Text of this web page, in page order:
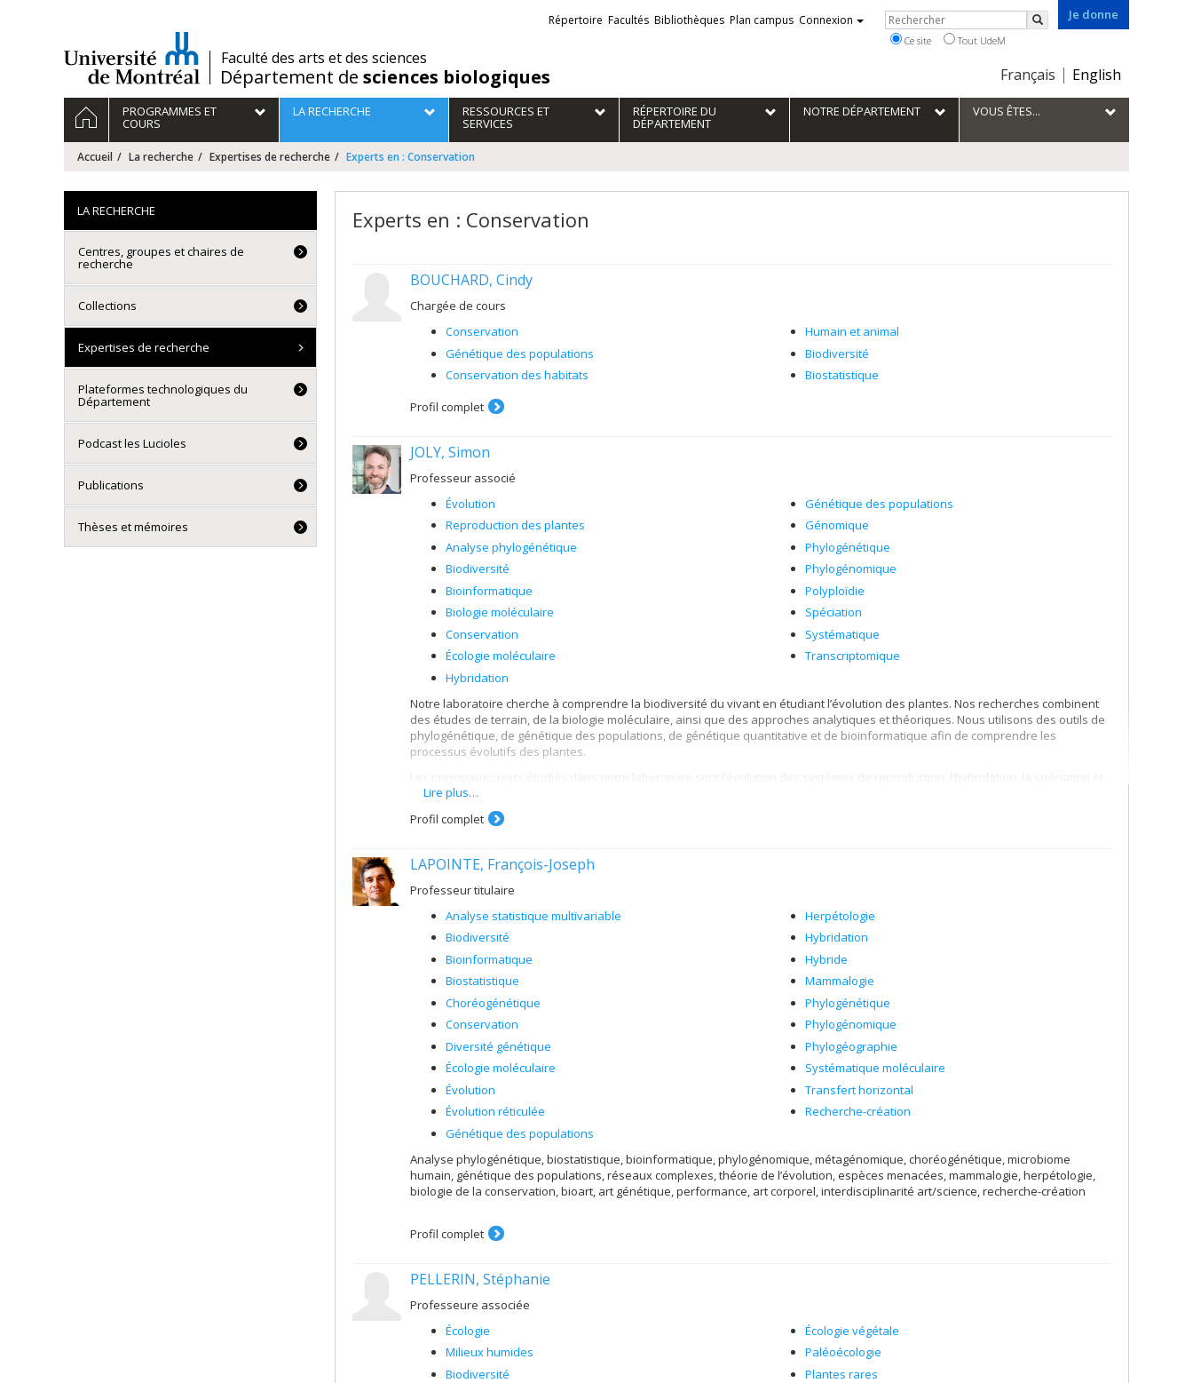
/Faculté des arts et des sciences
Département de sciences biologiques
Je donne
Choix
la
langue
Français English
Liens
externes
Répertoire Facultés Bibliothèques Plan campus Connexion Rechercher
Rechercher
Ce site Tout UdeM
Navigation
principale
ACCUEILPROGRAMMES ET
COURS
LA RECHERCHE RESSOURCES ET
SERVICES
RÉPERTOIRE DU
DÉPARTEMENT
NOTRE DÉPARTEMENT VOUS ÊTES...
Accueil La recherche Expertises de recherche Experts en : Conservation
Experts en : Conservation
BOUCHARD, Cindy
Chargée de cours
Conservation
Génétique des populations
Conservation des habitats
Humain et animal
Biodiversité
Biostatistique
Profil complet
JOLY, Simon
Professeur associé
Évolution
Reproduction des plantes
Analyse phylogénétique
Biodiversité
Bioinformatique
Biologie moléculaire
Conservation
Écologie moléculaire
Hybridation
Génétique des populations
Génomique
Phylogénétique
Phylogénomique
Polyploïdie
Spéciation
Systématique
Transcriptomique
Notre laboratoire cherche à comprendre la biodiversité du vivant en étudiant l’évolution des plantes. Nos recherches combinent
des études de terrain, de la biologie moléculaire, ainsi que des approches analytiques et théoriques. Nous utilisons des outils de
phylogénétique, de génétique des populations, de génétique quantitative et de bioinformatique afin de comprendre les
processus évolutifs des plantes.
Les principaux sujets étudiés dans notre laboratoire sont l’évolution des systèmes de reproduction, l’hybridation, la spéciation et
la génétique des plantes.
Lire plus…
Profil complet
LAPOINTE, François-Joseph
Professeur titulaire
Analyse statistique multivariable
Biodiversité
Bioinformatique
Biostatistique
Choréogénétique
Conservation
Diversité génétique
Écologie moléculaire
Évolution
Évolution réticulée
Génétique des populations
Herpétologie
Hybridation
Hybride
Mammalogie
Phylogénétique
Phylogénomique
Phylogéographie
Systématique moléculaire
Transfert horizontal
Recherche-création
Analyse phylogénétique, biostatistique, bioinformatique, phylogénomique, métagénomique, choréogénétique, microbiome
humain, génétique des populations, réseaux complexes, théorie de l’évolution, espèces menacées, mammalogie, herpétologie,
biologie de la conservation, bioart, art génétique, performance, art corporel, interdisciplinarité art/science, recherche-création
Profil complet
PELLERIN, Stéphanie
Professeure associée
Écologie
Milieux humides
Biodiversité
Écologie végétale
Paléoécologie
Plantes rares
LA RECHERCHE
Centres, groupes et chaires de
recherche
Collections
Expertises de recherche
Plateformes technologiques du
Département
Podcast les Lucioles
Publications
Thèses et mémoires